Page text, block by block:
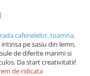
cafenelelor, toamna,
pe sasiu din lemn,
de diferite marimi si
Da start creativitatii!
de ridicata